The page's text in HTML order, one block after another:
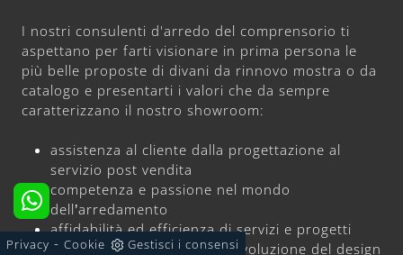
I nostri consulenti d'arredo del comprensorio ti
aspettano per farti visionare in prima persona le
più belle proposte di divani da rinnovo mostra o da
catalogo e presentarti i valori che da sempre
caratterizzano il nostro showroom:
assistenza al cliente dalla progettazione al
servizio post vendita
competenza e passione nel mondo
dell’arredamento
affidabilità ed efficienza di servizi e progetti
instancabile attenzione all’evoluzione del design
Privacy - Cookie Gestisci i consensi